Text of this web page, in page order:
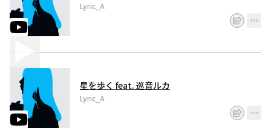
Lyric_A
星を歩く feat. 巡音ルカ
Lyric_A